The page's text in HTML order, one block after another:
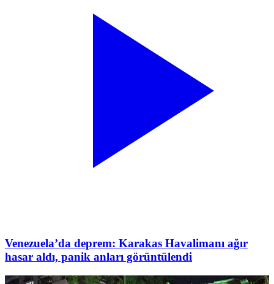
Venezuela’da deprem: Karakas Havalimanı ağır
hasar aldı, panik anları görüntülendi